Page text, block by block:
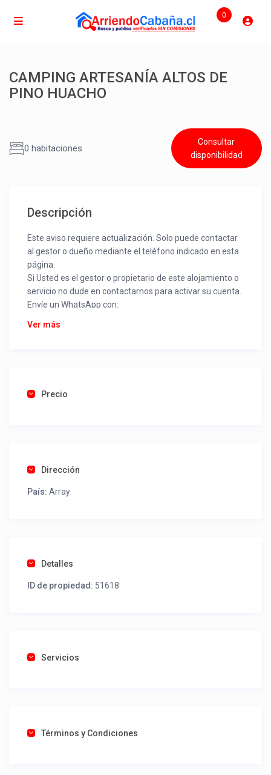
0
CAMPING ARTESANÍA ALTOS DE
PINO HUACHO
0 habitaciones
Consultar
disponibilidad
Descripción
Este aviso requiere actualización. Solo puede contactar
al gestor o dueño mediante el teléfono indicado en esta
página.
Si Usted es el gestor o propietario de este alojamiento o
servicio no dude en contactarnos para activar su cuenta.
Envíe un WhatsApp con:
Nombre alojamiento o servicio
Una foto de cuenta de luz o agua o gas que acredite
como un profesional sin COMISIONES ni ESTAFAS.
Tel contacto propiedad:
Ver más
Precio
Dirección
País: Array
Detalles
ID de propiedad: 51618
Servicios
Términos y Condiciones